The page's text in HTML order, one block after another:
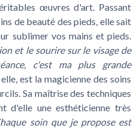
œuvres d'art. Passant
de beauté des pieds, elle sait
sublimer vos mains et pieds.
et le sourire sur le visage de
c'est ma plus grande
est la magicienne des soins
Sa maîtrise des techniques
d'elle une esthéticienne très
soin que je propose est